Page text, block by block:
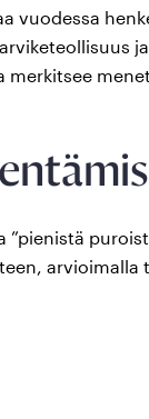
vuodessa
arvioimalla